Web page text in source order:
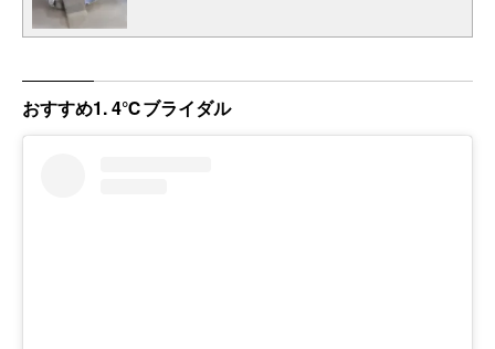
おすすめ1. 4℃ブライダル